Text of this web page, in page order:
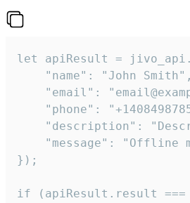
let apiResult =
    "name": "John Smith",
"email":
"phone":
"description":
"message": "Offline
});
if (apiResult.result